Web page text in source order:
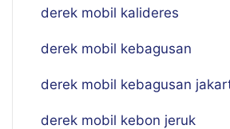
derek mobil kalideres
derek mobil kebagusan
derek mobil kebagusan
derek mobil kebon jeruk